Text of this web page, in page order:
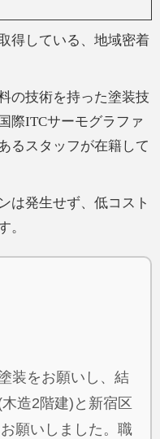
得している、地域密着
の技術を持った塗装技
際ITCサーモグラファ
るスタッフが在籍して
は発生せず、低コスト
。
装をお願いし、結
造2階建)と新宿区
願いしました。職